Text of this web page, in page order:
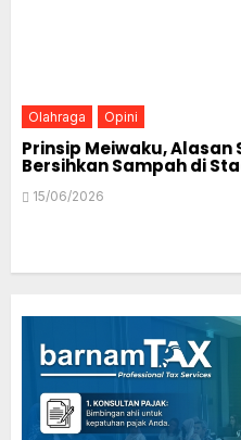
Olahraga Opini
Prinsip Meiwaku,
Bersihkan Sampah di
15/06/2026